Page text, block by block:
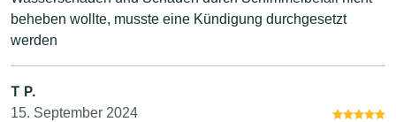
beheben wollte, musste eine Kündigung durchgesetzt
werden
T P.
15. September 2024